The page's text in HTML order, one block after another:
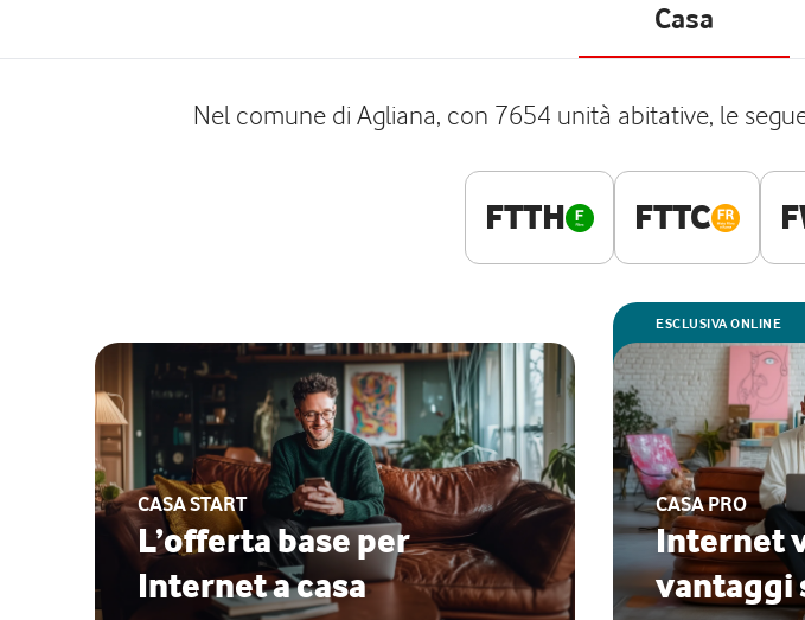
Casa
Nel comune di Agliana, con 7654 unità abitative, le
FTTH FTTC
CASA START
L’offerta base per
Internet a casa
ESCLUSIVA ONLINE
CASA PRO
Internet
vantaggi